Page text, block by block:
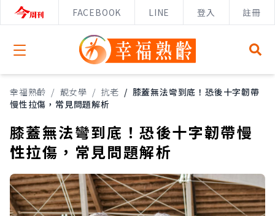
FACEBOOK LINE 登入 註冊
Open menu
幸福熟齡 / 靚女學 / 抗老 / 膝蓋無法彎到底！恐後十字韌帶
慢性拉傷，常見問題解析
膝蓋無法彎到底！恐後十字韌帶慢
性拉傷，常見問題解析